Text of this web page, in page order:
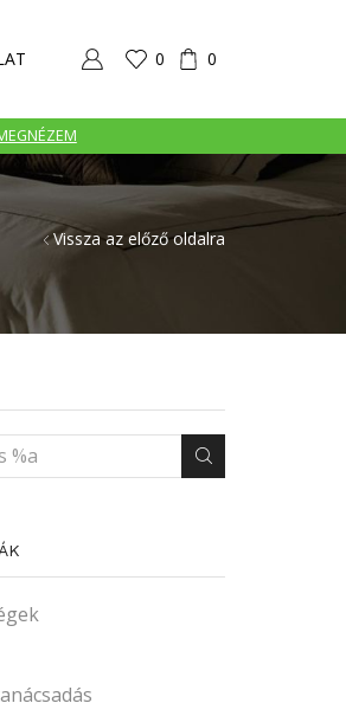
0 0
Vissza az előző oldalra